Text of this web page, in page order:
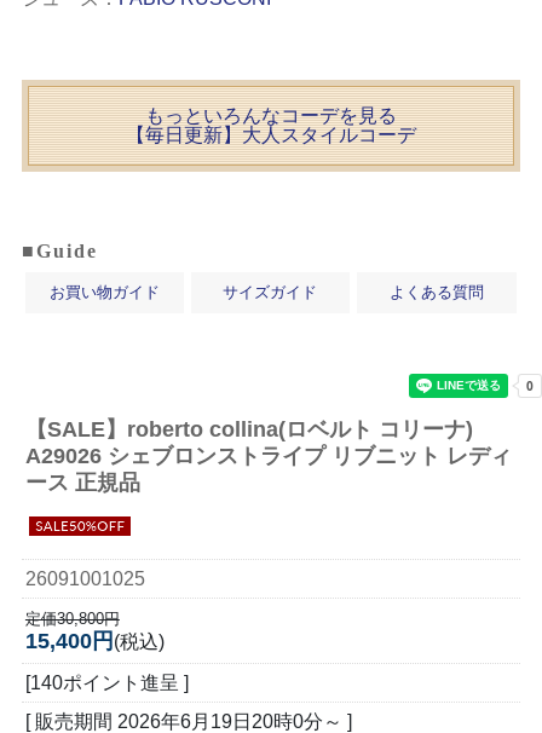
もっといろんなコーデを見る
【毎日更新】大人スタイルコーデ
■Guide
お買い物ガイド サイズガイド よくある質問
【SALE】 roberto collina(ロベルト コリーナ)
A29026 シェブロンストライプ リブニット レディ
ース 正規品
26091001025
定価30,800円
15,400円 (税込)
[140ポイント進呈 ]
[ 販売期間 2026年6月19日20時0分 ～ ]